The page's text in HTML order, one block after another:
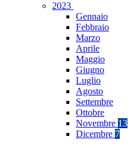
2023
Gennaio
Febbraio
Marzo
Aprile
Maggio
Giugno
Luglio
Agosto
Settembre
Ottobre
Novembre 13
Dicembre 7